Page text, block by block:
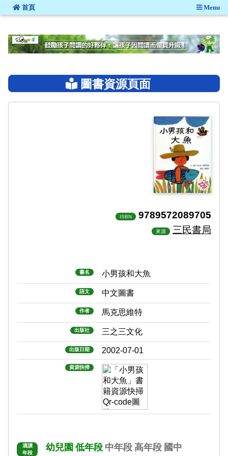
::: 首頁 Menu
圖書資源頁面
ISBN 9789572089705
來源 三民書局
書名 小男孩和大魚
語文 中文圖書
作者 馬克思維特
出版社 三之三文化
出版日期 2002-07-01
資源快掃
適讀
年段
幼兒園 低年段 中年段 高年段 國中